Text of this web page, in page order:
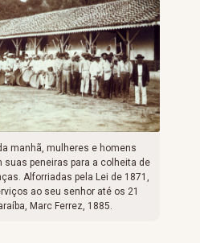
manhã, mulheres e homens
peneiras para a colheita de
Alforriadas pela Lei de 1871,
ao seu senhor até os 21
Marc Ferrez, 1885.